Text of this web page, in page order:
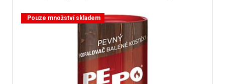
Pouze množství skladem